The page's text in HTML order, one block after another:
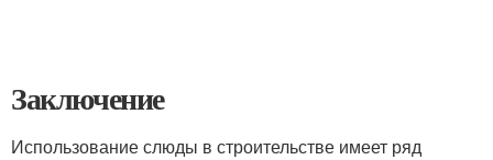
Заключение
Использование слюды в строительстве имеет ряд